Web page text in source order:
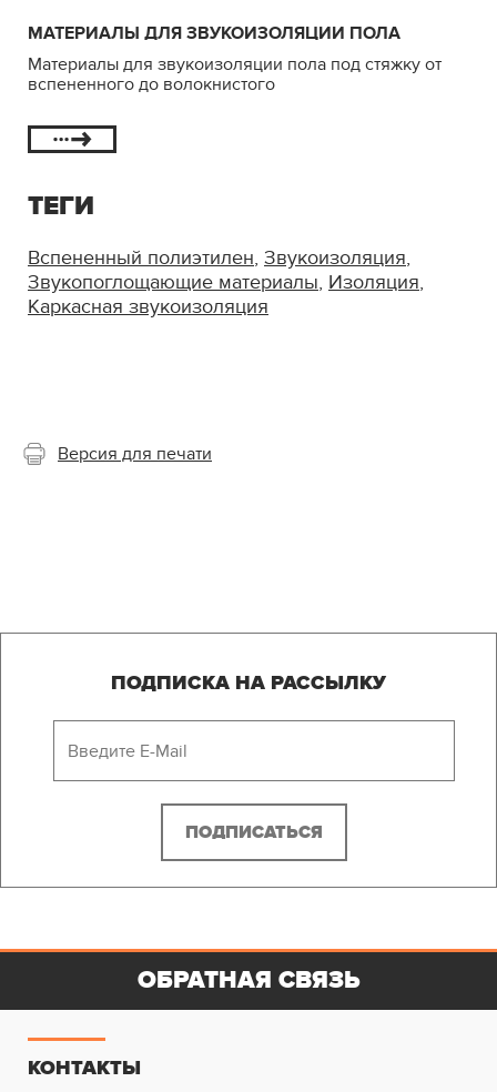
МАТЕРИАЛЫ ДЛЯ ЗВУКОИЗОЛЯЦИИ ПОЛА
Материалы для звукоизоляции пола под стяжку от
вспененного до волокнистого
ТЕГИ
Вспененный полиэтилен, Звукоизоляция,
Звукопоглощающие материалы, Изоляция,
Каркасная звукоизоляция
Версия для печати
ПОДПИСКА НА РАССЫЛКУ
КОНТАКТЫ
ОБРАТНАЯ СВЯЗЬ